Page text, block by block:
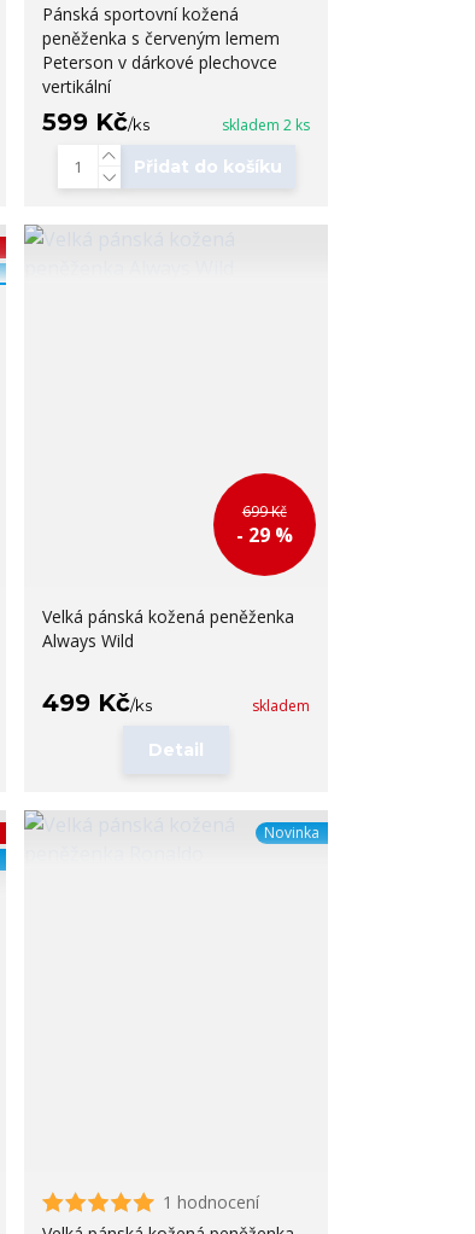
Pánská sportovní kožená
peněženka s červeným lemem
Peterson v dárkové plechovce
vertikální
599 Kč/ks skladem 2 ks
Přidat do košíku
699 Kč
- 29 %
Velká pánská kožená peněženka
Always Wild
499 Kč/ks skladem
Detail
Novinka
1 hodnocení